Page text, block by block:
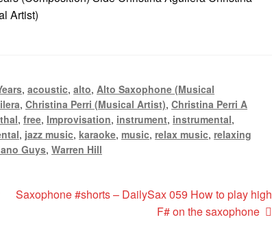
Artist)
,acoustic,alto, Alto Saxophone (Musical
,Christina Perri (Musical Artist),Christina Perri A
,free, Improvisation, instrument, instrumental,
, jazz music,karaoke,music, relax music, relaxing
Guys,Warren Hill
Nächster
Saxophone #shorts – DailySax 059 How to play high
F# on the saxophone